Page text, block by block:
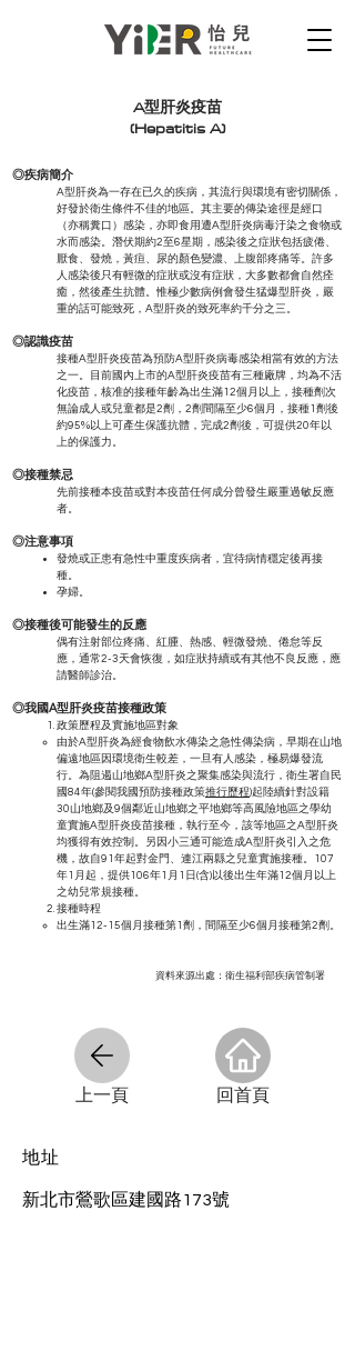
A型肝炎疫苗
(Hepatitis A)
◎疾病簡介
A型肝炎為一存在已久的疾病，其流行與環境有密切關係，
好發於衛生條件不佳的地區。其主要的傳染途徑是經口
（亦稱糞口）感染，亦即食用遭A型肝炎病毒汙染之食物或
水而感染。潛伏期約2至6星期，感染後之症狀包括疲倦、
厭食、發燒，黃疸、尿的顏色變濃、上腹部疼痛等。許多
人感染後只有輕微的症狀或沒有症狀，大多數都會自然痊
癒，然後產生抗體。惟極少數病例會發生猛爆型肝炎，嚴
重的話可能致死，A型肝炎的致死率約千分之三。
◎認識疫苗
接種A型肝炎疫苗為預防A型肝炎病毒感染相當有效的方法
之一。目前國內上市的A型肝炎疫苗有三種廠牌，均為不活
化疫苗，核准的接種年齡為出生滿12個月以上，接種劑次
無論成人或兒童都是2劑，2劑間隔至少6個月，接種1劑後
約95%以上可產生保護抗體，完成2劑後，可提供20年以
上的保護力。
◎接種禁忌
先前接種本疫苗或對本疫苗任何成分曾發生嚴重過敏反應
者。
◎注意事項
發燒或正患有急性中重度疾病者，宜待病情穩定後再接
種。
孕婦。
◎接種後可能發生的反應
偶有注射部位疼痛、紅腫、熱感、輕微發燒、倦怠等反
應，通常2-3天會恢復，如症狀持續或有其他不良反應，應
請醫師診治。
◎我國A型肝炎疫苗接種政策
政策歷程及實施地區對象
由於A型肝炎為經食物飲水傳染之急性傳染病，早期在山地
偏遠地區因環境衛生較差，一旦有人感染，極易爆發流
行。為阻遏山地鄉A型肝炎之聚集感染與流行，衛生署自民
國84年(參閱我國預防接種政策推行歷程)起陸續針對設籍
30山地鄉及9個鄰近山地鄉之平地鄉等高風險地區之學幼
童實施A型肝炎疫苗接種，執行至今，該等地區之A型肝炎
均獲得有效控制。另因小三通可能造成A型肝炎引入之危
機，故自91年起對金門、連江兩縣之兒童實施接種。107
年1月起，提供106年1月1日(含)以後出生年滿12個月以上
之幼兒常規接種。
接種時程
出生滿12-15個月接種第1劑，間隔至少6個月接種第2劑。
資料來源出處：衛生福利部疾病管制署
​上一頁 ​回首頁
​地址
新北市鶯歌區建國路173號